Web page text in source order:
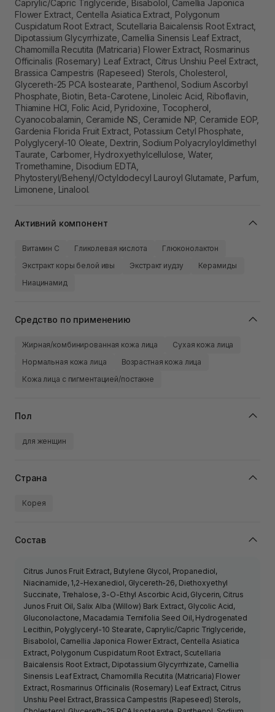
Caprylic/Capric Triglyceride, Bisabolol, Camellia Japonica
Flower Extract, Centella Asiatica Extract, Polygonum
Cuspidatum Root Extract, Scutellaria Baicalensis Root Extract,
Dipotassium Glycyrrhizate, Camellia Sinensis Leaf Extract,
Chamomilla Recutita (Matricaria) Flower Extract, Rosmarinus
Officinalis (Rosemary) Leaf Extract, Citrus Unshiu Peel Extract,
Brassica Campestris (Rapeseed) Sterols, Cholesterol,
Glycereth-25 PCA Isostearate, Panthenol, Sodium Ascorbyl
Phosphate, Biotin, Beta-Carotene, Linoleic Acid, Riboflavin,
Thiamine HCl, Folic Acid, Pyridoxine, Tocopherol,
Cyanocobalamin, Ceramide NS, Ceramide NP, Ceramide EOP,
Gardenia Florida Fruit Extract, Potassium Cetyl Phosphate,
Polyglyceryl-10 Oleate, Dextrin, Sodium Polyacryloyldimethyl
Taurate, Carbomer, Hydroxyethylcellulose, Water,
Tromethamine, Disodium EDTA,
Phytosteryl/Behenyl/Octyldodecyl Lauroyl Glutamate, Parfum,
Limonene, Linalool.
Активний компонент
Витамин C Гликолевая кислота
Глюконолактон
Экстракт коры белой ивы
Экстракт иудзу
Керамиды
Ниацинамид
Средство по применению
Жирная/комбинированная кожа лица
Сухая кожа лица
Нормальная кожа лица
Возрастная кожа лица
Кожа лица с пигментацией/постакне
Пол
для женщин
Страна
Корея
Состав
Citrus Junos Fruit Extract, Butylene Glycol, Propanediol,
Niacinamide, 1,2-Hexanediol, Glycereth-26, Diethoxyethyl
Succinate, Trehalose, 3-O-Ethyl Ascorbic Acid, Glycerin, Citrus
Junos Fruit Oil, Salix Alba (Willow) Bark Extract, Glycolic Acid,
Gluconolactone, Macadamia Ternifolia Seed Oil, Hydrogenated
Lecithin, Polyglyceryl-10 Stearate, Caprylic/Capric Triglyceride,
Bisabolol, Camellia Japonica Flower Extract, Centella Asiatica
Extract, Polygonum Cuspidatum Root Extract, Scutellaria
Baicalensis Root Extract, Dipotassium Glycyrrhizate, Camellia
Sinensis Leaf Extract, Chamomilla Recutita (Matricaria) Flower
Extract, Rosmarinus Officinalis (Rosemary) Leaf Extract, Citrus
Unshiu Peel Extract, Brassica Campestris (Rapeseed) Sterols,